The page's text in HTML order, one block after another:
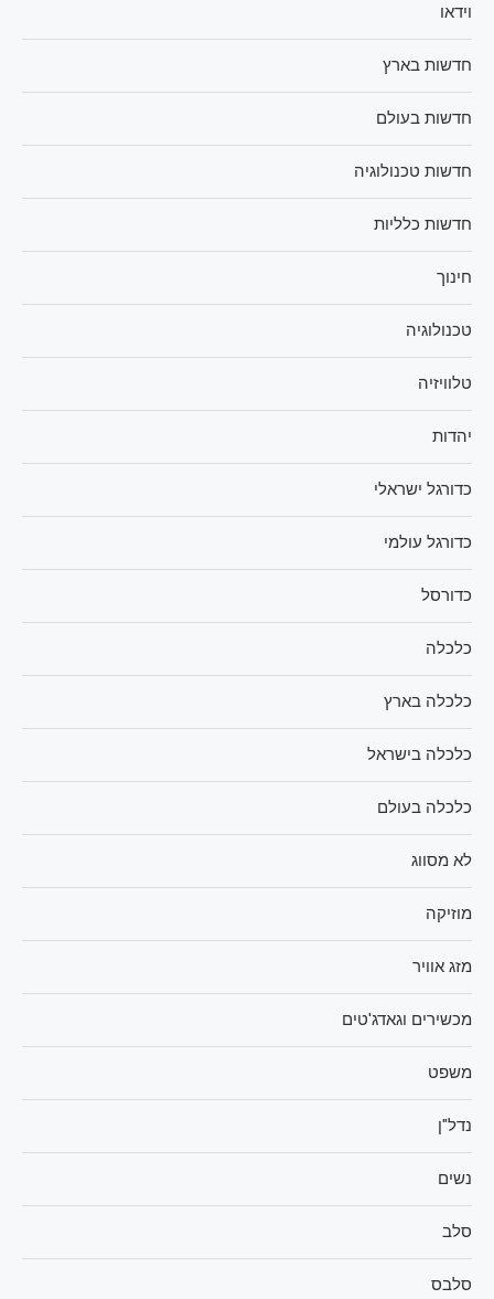
וידאו
חדשות בארץ
חדשות בעולם
חדשות טכנולוגיה
חדשות כלליות
חינוך
טכנולוגיה
טלוויזיה
יהדות
כדורגל ישראלי
כדורגל עולמי
כדורסל
כלכלה
כלכלה בארץ
כלכלה בישראל
כלכלה בעולם
לא מסווג
מוזיקה
מזג אוויר
מכשירים וגאדג'טים
משפט
נדל"ן
נשים
סלב
סלבס